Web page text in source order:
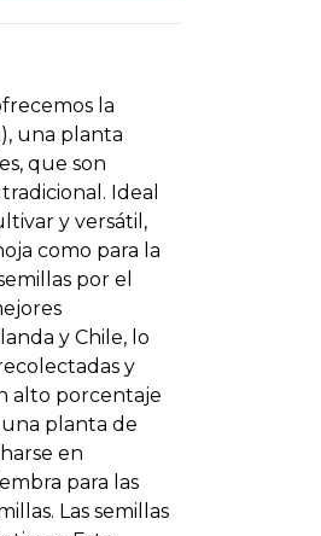
la
una planta
que son
Ideal
y versátil,
como para la
por el
y Chile, lo
y
alto porcentaje
planta de
en
para las
Las semillas